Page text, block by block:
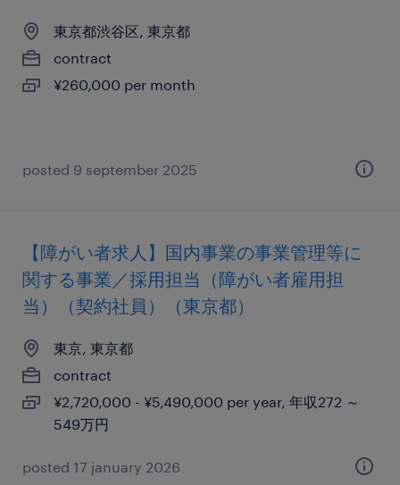
東京都渋谷区, 東京都
contract
¥260,000 per month
posted 9 september 2025
【障がい者求人】国内事業の事業管理等に
関する事業／採用担当（障がい者雇用担
当）（契約社員）（東京都）
東京, 東京都
contract
¥2,720,000 - ¥5,490,000 per year, 年収272 ～
549万円
posted 17 january 2026